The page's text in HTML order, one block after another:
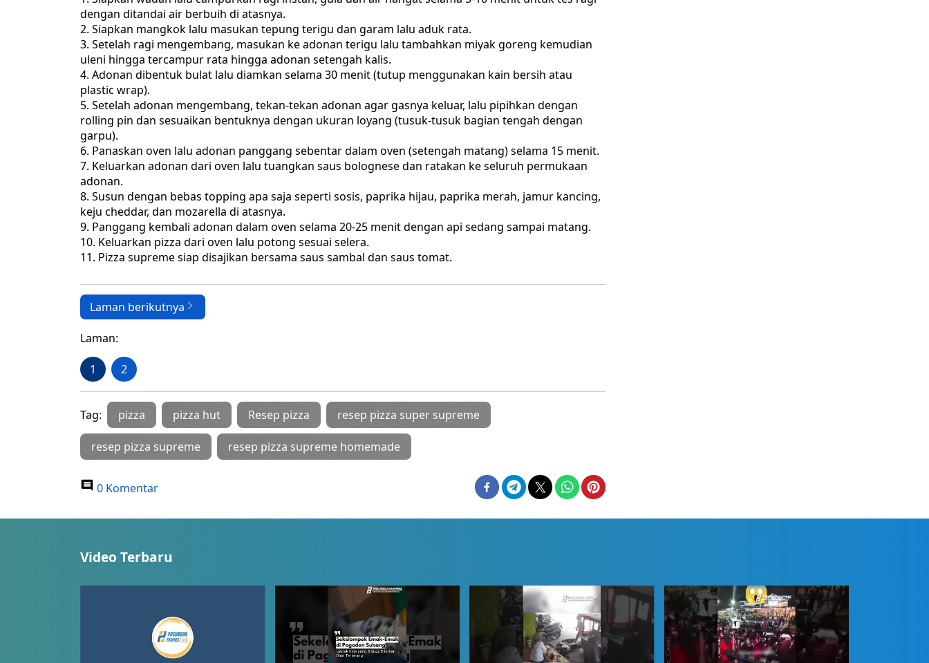
dengan ditandai air berbuih di atasnya.
Siapkan mangkok lalu masukan tepung terigu dan garam lalu aduk rata.
Setelah ragi mengembang, masukan ke adonan terigu lalu tambahkan miyak goreng kemudian
uleni hingga tercampur rata hingga adonan setengah kalis.
Adonan dibentuk bulat lalu diamkan selama 30 menit (tutup menggunakan kain bersih atau
plastic wrap).
Setelah adonan mengembang, tekan-tekan adonan agar gasnya keluar, lalu pipihkan dengan
rolling pin dan sesuaikan bentuknya dengan ukuran loyang (tusuk-tusuk bagian tengah dengan
garpu).
Panaskan oven lalu adonan panggang sebentar dalam oven (setengah matang) selama 15 menit.
Keluarkan adonan dari oven lalu tuangkan saus bolognese dan ratakan ke seluruh permukaan
adonan.
Susun dengan bebas topping apa saja seperti sosis, paprika hijau, paprika merah, jamur kancing,
keju cheddar, dan mozarella di atasnya.
Panggang kembali adonan dalam oven selama 20-25 menit dengan api sedang sampai matang.
Keluarkan pizza dari oven lalu potong sesuai selera.
Pizza supreme siap disajikan bersama saus sambal dan saus tomat.
Laman berikutnya
Laman:
1 2
Tag: pizza pizza hut Resep pizza resep pizza super supreme
resep pizza supreme resep pizza supreme homemade
0 Komentar
Video Terbaru